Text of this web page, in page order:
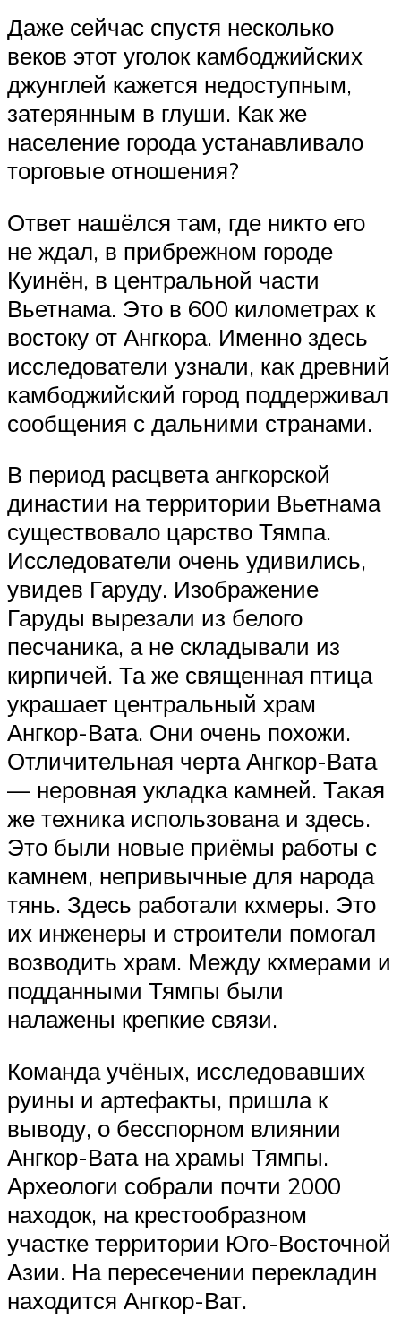
Даже сейчас спустя несколько
веков этот уголок камбоджийских
джунглей кажется недоступным,
затерянным в глуши. Как же
население города устанавливало
торговые отношения?
Ответ нашёлся там, где никто его
не ждал, в прибрежном городе
Куинён, в центральной части
Вьетнама. Это в 600 километрах к
востоку от Ангкора. Именно здесь
исследователи узнали, как древний
камбоджийский город поддерживал
сообщения с дальними странами.
В период расцвета ангкорской
династии на территории Вьетнама
существовало царство Тямпа.
Исследователи очень удивились,
увидев Гаруду. Изображение
Гаруды вырезали из белого
песчаника, а не складывали из
кирпичей. Та же священная птица
украшает центральный храм
Ангкор-Вата. Они очень похожи.
Отличительная черта Ангкор-Вата
— неровная укладка камней. Такая
же техника использована и здесь.
Это были новые приёмы работы с
камнем, непривычные для народа
тянь. Здесь работали кхмеры. Это
их инженеры и строители помогал
возводить храм. Между кхмерами и
подданными Тямпы были
налажены крепкие связи.
Команда учёных, исследовавших
руины и артефакты, пришла к
выводу, о бесспорном влиянии
Ангкор-Вата на храмы Тямпы.
Археологи собрали почти 2000
находок, на крестообразном
участке территории Юго-Восточной
Азии. На пересечении перекладин
находится Ангкор-Ват.